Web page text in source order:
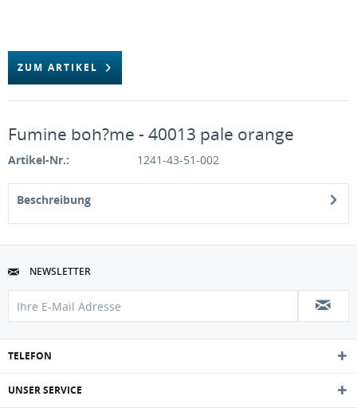
ZUM ARTIKEL
Fumine boh?me - 40013 pale orange
Artikel-Nr.: 1241-43-51-002
Beschreibung
NEWSLETTER
TELEFON
UNSER SERVICE